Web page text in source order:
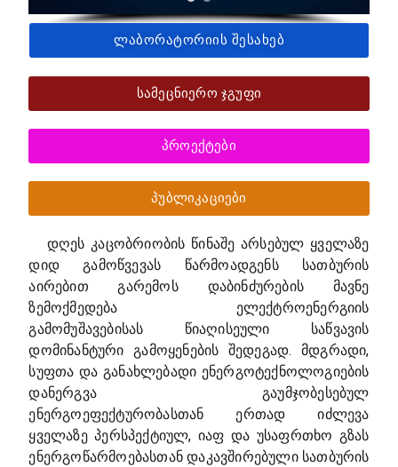
ლაბორატორიის შესახებ
სამეცნიერო ჯგუფი
პროექტები
პუბლიკაციები
დღეს კაცობრიობის წინაშე არსებულ ყველაზე
დიდ გამოწვევას წარმოადგენს სათბურის
აირებით გარემოს დაბინძურების მავნე
ზემოქმედება ელექტროენერგიის
გამომუშავებისას წიაღისეული საწვავის
დომინანტური გამოყენების შედეგად. მდგრადი,
სუფთა და განახლებადი ენერგოტექნოლოგიების
დანერგვა გაუმჯობესებულ
ენერგოეფექტურობასთან ერთად იძლევა
ყველაზე პერსპექტიულ, იაფ და უსაფრთხო გზას
ენერგოწარმოებასთან დაკავშირებული სათბურის